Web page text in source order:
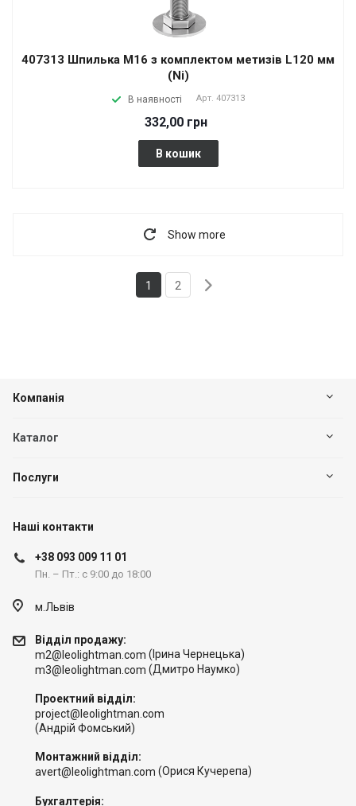
407313 Шпилька М16 з комплектом метизів L120 мм
(Ni)
В наявності Арт. 407313
332,00 грн
В кошик
Show more
1 2
Компанія
Каталог
Послуги
Наші контакти
+38 093 009 11 01
Пн. – Пт.: с 9:00 до 18:00
м.Львів
Відділ продажу:
m2@leolightman.com (Ірина Чернецька)
m3@leolightman.com (Дмитро Наумко)
Проектний відділ:
project@leolightman.com
(Андрій Фомський)
Монтажний відділ:
avert@leolightman.com (Орися Кучерепа)
Бухгалтерія: